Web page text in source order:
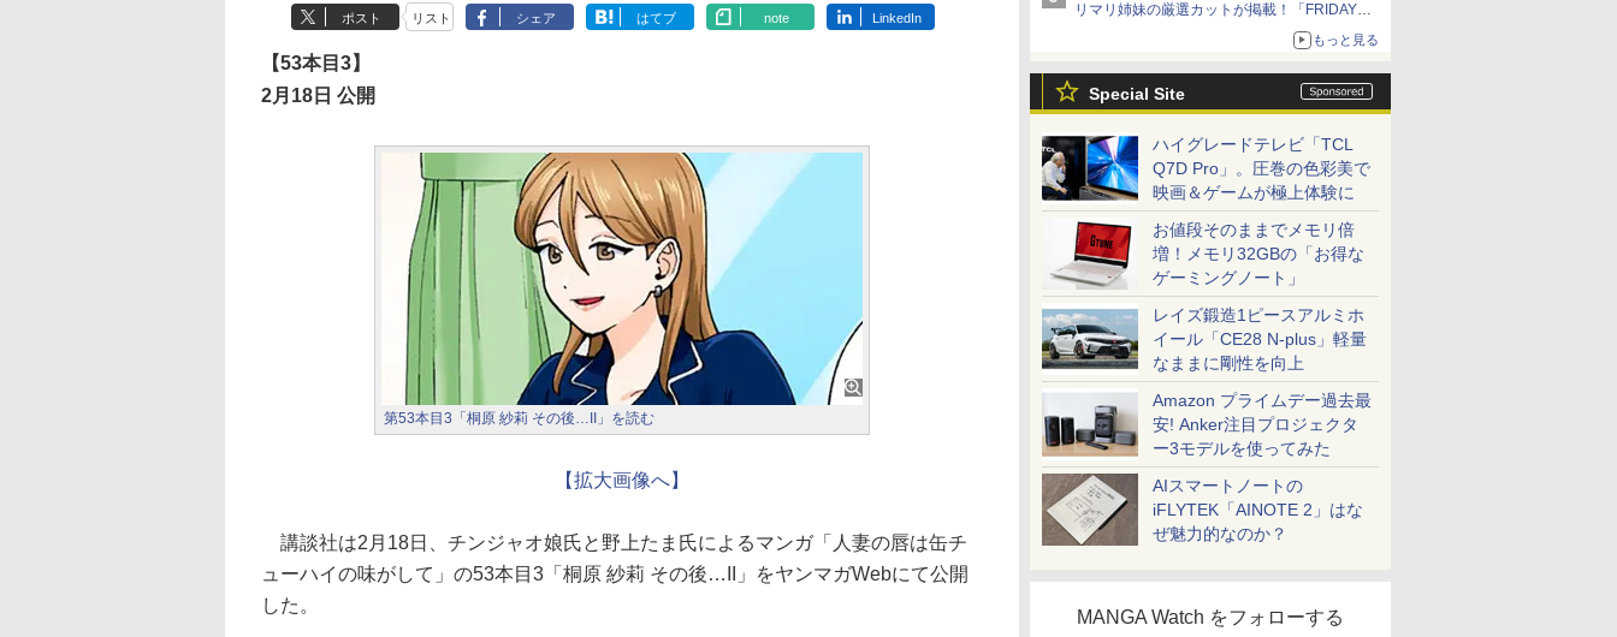
リマリ姉妹の厳選カットが掲載！「FRIDAY
2026年8⽉21・28日号」本日発売
もっと見る
Special Site
ハイグレードテレビ「TCL
Q7D Pro」。圧巻の色彩美で
映画＆ゲームが極上体験に
お値段そのままでメモリ倍
増！メモリ32GBの「お得な
ゲーミングノート」
レイズ鍛造1ピースアルミホ
イール「CE28 N-plus」軽量
なままに剛性を向上
Amazon プライムデー過去最
安! Anker注目プロジェクタ
ー3モデルを使ってみた
AIスマートノートの
iFLYTEK「AINOTE 2」はな
ぜ魅力的なのか？
MANGA Watch をフォローする
ポスト リスト シェア はてブ note LinkedIn
【53本目3】
2月18日 公開
第53本目3「桐原 紗莉 その後…II」を読む
【拡大画像へ】
講談社は2月18日、チンジャオ娘氏と野上たま氏によるマンガ「人妻の唇は缶チ
ューハイの味がして」の53本目3「桐原 紗莉 その後…II」をヤンマガWebにて公開
した。